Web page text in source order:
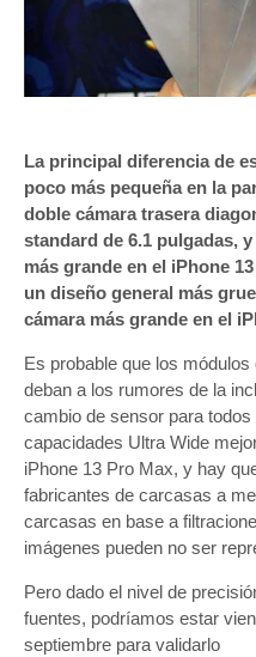
La principal diferencia de
poco más pequeña en la
doble cámara trasera
standard de 6.1 pulgadas,
más grande en el ‌iPhone
un diseño general más
cámara más grande en el
Es probable que los
deban a los rumores de la
cambio de sensor para
capacidades Ultra Wide
‌iPhone 13‌ Pro Max, y hay
fabricantes de carcasas a
carcasas en base a
imágenes pueden no ser
Pero dado el nivel de
fuentes, podríamos estar
septiembre para validarlo